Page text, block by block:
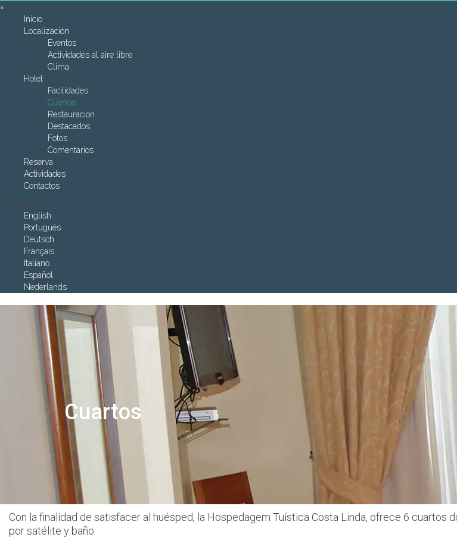
×
Inicio
Localización
Eventos
Actividades al aire libre
Clima
Hotel
Facilidades
Cuartos
Restauración
Destacados
Fotos
Comentarios
Reserva
Actividades
Contactos
English
Português
Deutsch
Français
Italiano
Español
Nederlands
Cuartos
Con la finalidad de satisfacer al huésped, la Hospedagem Tuística Costa Linda, ofrece 6
por satélite y baño.